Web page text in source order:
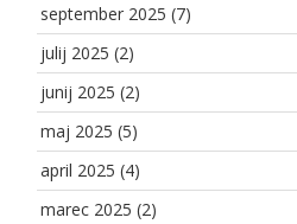
september 2025 (7)
julij 2025 (2)
junij 2025 (2)
maj 2025 (5)
april 2025 (4)
marec 2025 (2)